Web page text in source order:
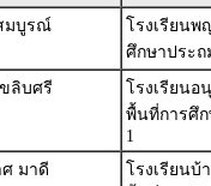
มบูรณ์
โรงเรียน
ศึกษาประถ
ลิบศรี
โรงเรียน
พื้นที่การศึ
1
มาดี
โรงเรียนบ้